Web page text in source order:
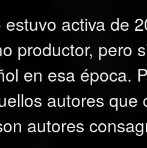
activa de
productor, pero
en esa época.
autores
autores